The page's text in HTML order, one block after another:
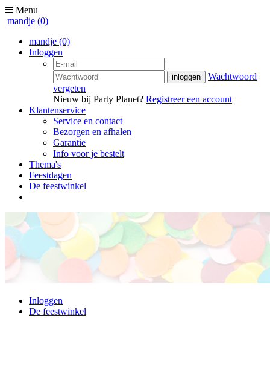
Menu
mandje (0)
mandje (0)
Inloggen
Wachtwoord
vergeten
Nieuw bij Party Planet? Registreer een account
Klantenservice
Service en contact
Bezorgen en afhalen
Garantie
Info voor je bestelt
Thema's
Feestdagen
De feestwinkel
Inloggen
De feestwinkel